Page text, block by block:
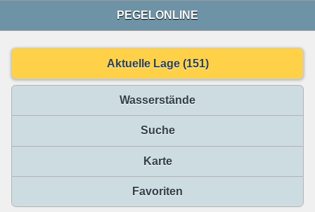
PEGELONLINE
Aktuelle Lage (151)
Wasserstände
Suche
Karte
Favoriten